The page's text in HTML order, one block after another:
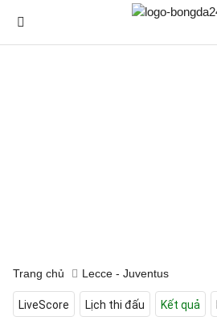
Trang chủ Lecce - Juventus
LiveScore Lịch thi đấu Kết quả